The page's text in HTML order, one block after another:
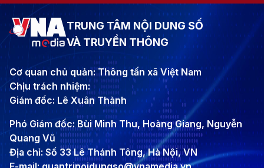
TRUNG TÂM NỘI DUNG SỐ
VÀ TRUYỀN THÔNG
Cơ quan chủ quản: Thông tấn xã Việt Nam
Chịu trách nhiệm:
Giám đốc: Lê Xuân Thành
Phó Giám đốc: Bùi Minh Thu, Hoàng Giang, Nguyễn
Quang Vũ
Địa chỉ: Số 33 Lê Thánh Tông, Hà Nội, VN